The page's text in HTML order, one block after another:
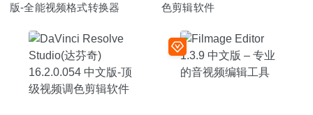
版-全能视频格式转换器
色剪辑软件